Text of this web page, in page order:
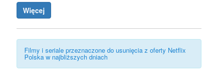
Więcej
Filmy i seriale przeznaczone do usunięcia z oferty Netflix
Polska w najbliższych dniach